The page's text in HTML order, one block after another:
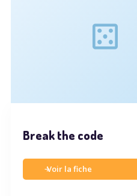
Break the code
Voir la fiche